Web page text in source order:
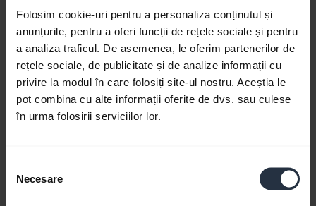
Folosim cookie-uri pentru a personaliza conținutul și
anunțurile, pentru a oferi funcții de rețele sociale și pentru
a analiza traficul. De asemenea, le oferim partenerilor de
rețele sociale, de publicitate și de analize informații cu
privire la modul în care folosiți site-ul nostru. Aceștia le
pot combina cu alte informații oferite de dvs. sau culese
în urma folosirii serviciilor lor.
consimțământului
Necesare
FAQ
Product documents